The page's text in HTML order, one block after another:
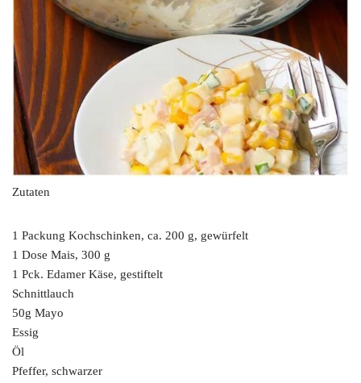
Zutaten
1 Packung Kochschinken, ca. 200 g, gewürfelt
1 Dose Mais, 300 g
1 Pck. Edamer Käse, gestiftelt
Schnittlauch
50g Mayo
Essig
Öl
Pfeffer, schwarzer